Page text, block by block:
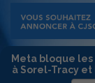
:
Meta bloque
à Sorel-Tracy